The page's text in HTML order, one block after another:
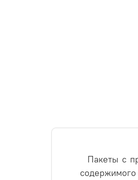
Пакеты с